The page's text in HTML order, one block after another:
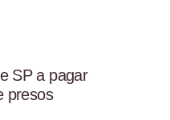
SP a pagar
presos